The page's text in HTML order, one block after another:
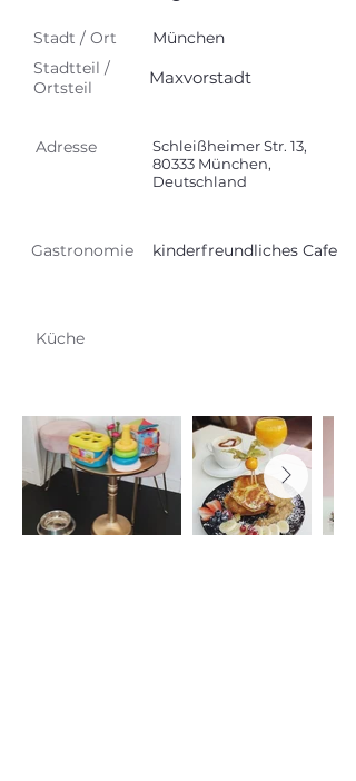
Stadt / Ort
München
Stadtteil /
Ortsteil
Maxvorstadt
Adresse
Schleißheimer Str. 13,
80333 München,
Deutschland
Gastronomie kinderfreundliches Cafe
Küche